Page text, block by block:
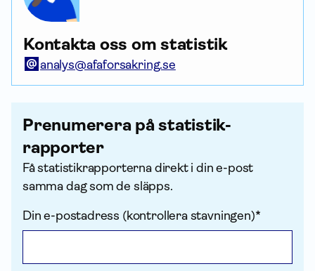
Kontakta oss om statistik
analys@afaforsakring.se
Prenumerera på statistik­
rapporter
Få statistik­rapporterna direkt i din e-post
samma dag som de släpps.
Din e-postadress (kontrollera stavningen)*